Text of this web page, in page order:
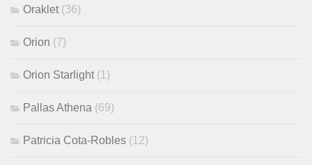
Oraklet (36)
Orion (7)
Orion Starlight (1)
Pallas Athena (69)
Patricia Cota-Robles (12)